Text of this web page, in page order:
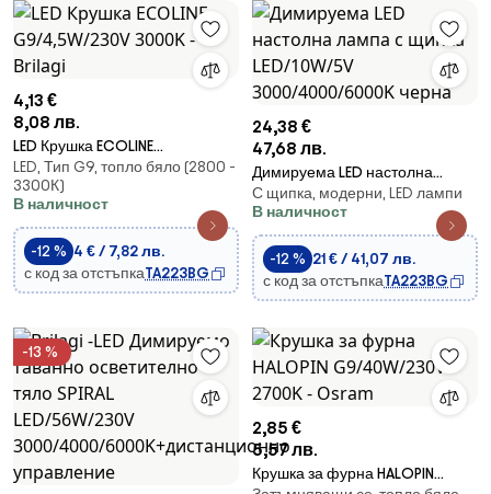
4,13 €
8,08 лв.
LED Крушка ECOLINE
G9/4,5W/230V 3000K - Brilagi
LED, Тип G9, топло бяло (2800 -
3300К)
В наличност
-12 % 4 € / 7,82 лв.
с код за отстъпкаTA223BG
24,38 €
47,68 лв.
Димируема LED настолна
лампа с щипка LED/10W/5V
3000/4000/6000K черна
С щипка, модерни, LED лампи
В наличност
-12 % 21 € / 41,07 лв.
с код за отстъпкаTA223BG
-13 %
2,85 €
5,57 лв.
Крушка за фурна HALOPIN